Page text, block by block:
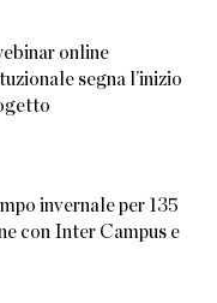
online
segna l’inizio
invernale per 135
con Inter Campus e